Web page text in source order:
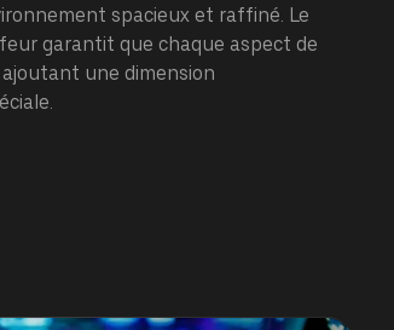
spacieux et raffiné. Le
garantit que chaque aspect de
une dimension